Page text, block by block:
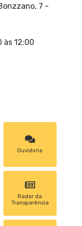
7 -
às 12:00
Ouvidoria
Radar da
Transparência